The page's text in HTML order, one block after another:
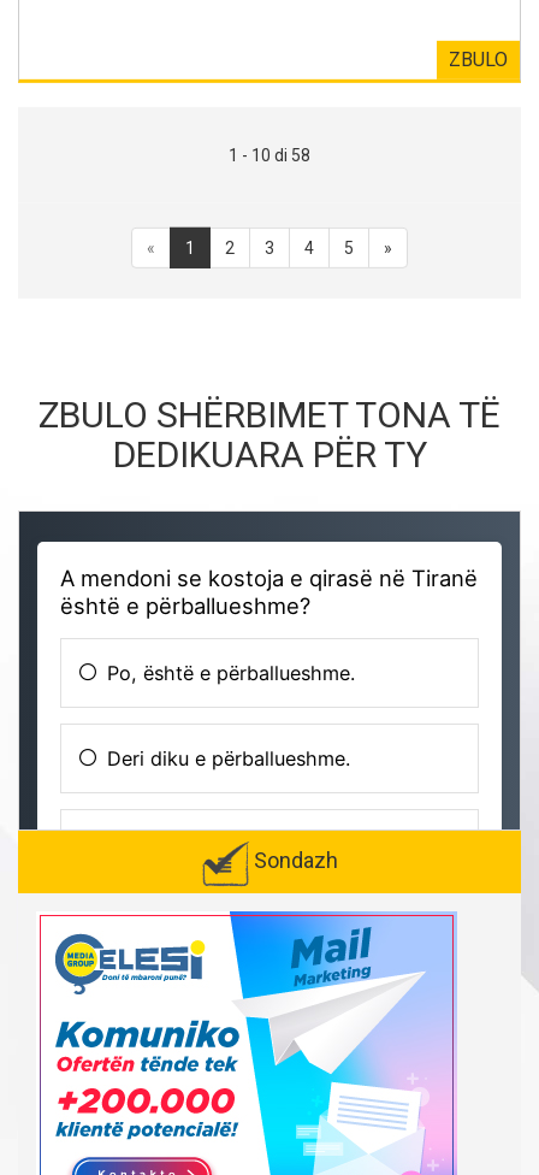
ZBULO
1 - 10 di 58
« 1 2 3 4 5 »
ZBULO SHËRBIMET TONA TË
DEDIKUARA PËR TY
Sondazh